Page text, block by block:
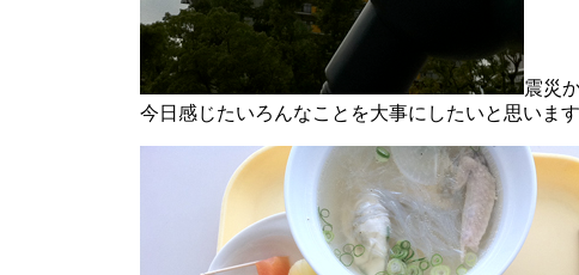
震災
今日感じたいろんなことを大事にしたいと思います